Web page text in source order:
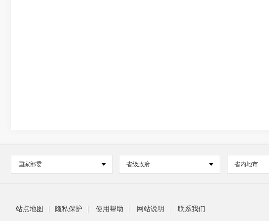
国家部委 省级政府 省内地市
站点地图 隐私保护 使用帮助 网站说明 联系我们